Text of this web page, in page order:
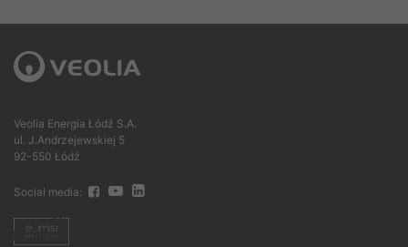
Veolia Energia Łódź S.A.
ul. J.Andrzejewskiej 5
92-550 Łódź
Social media: